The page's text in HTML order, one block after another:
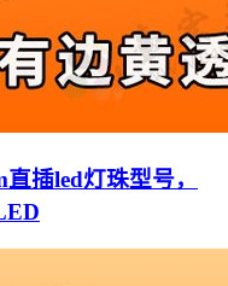
插led灯珠型号，